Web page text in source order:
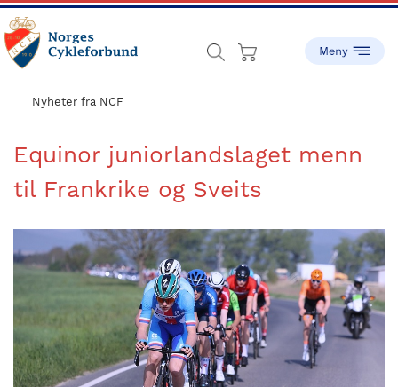
Skip
to
main
content
Skip
to
footer
Cykleforbund
stiftet
1910,
har
gått
være
en
liten
idrett
Nyheter fra NCF
Equinor juniorlandslaget menn
til Frankrike og Sveits